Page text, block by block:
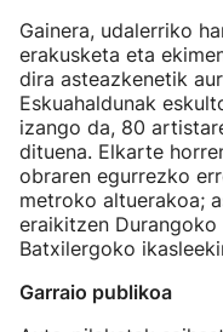
Gainera, udalerriko
erakusketa eta
dira asteazkenetik
Eskuahaldunak
izango da, 80
dituena. Elkarte
obraren egurrezko
metroko altuerakoa;
eraikitzen
Batxilergoko
Garraio publikoa